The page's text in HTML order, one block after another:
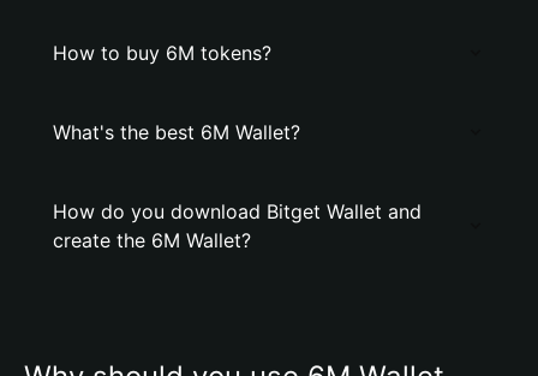
How to buy 6M tokens?
What's the best 6M Wallet?
How do you download Bitget Wallet and
create the 6M Wallet?